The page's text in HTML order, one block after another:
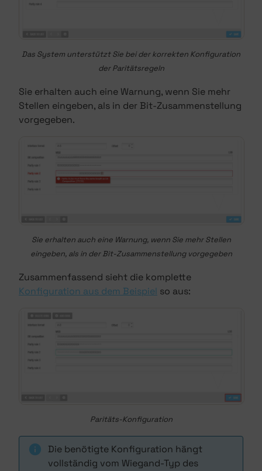
Das System unterstützt Sie bei der korrekten Konfiguration
der Paritätsregeln
Sie erhalten auch eine Warnung, wenn Sie mehr
Stellen eingeben, als in der Bit-Zusammenstellung
vorgegeben.
Sie erhalten auch eine Warnung, wenn Sie mehr Stellen
eingeben, als in der Bit-Zusammenstellung vorgegeben
Zusammenfassend sieht die komplette
Konfiguration aus dem Beispiel so aus:
Paritäts-Konfiguration
Die benötigte Konfiguration hängt
vollständig vom Wiegand-Typ des